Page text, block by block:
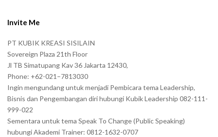
Invite Me
PT KUBIK KREASI SISILAIN
Sovereign Plaza 21th Floor
Jl TB Simatupang Kav 36 Jakarta 12430,
Phone: +62-021–7813030
Ingin mengundang untuk menjadi Pembicara tema Leadership,
Bisnis dan Pengembangan diri hubungi Kubik Leadership 082-111-
999-022
Sementara untuk tema Speak To Change (Public Speaking)
hubungi Akademi Trainer: 0812-1632-0707